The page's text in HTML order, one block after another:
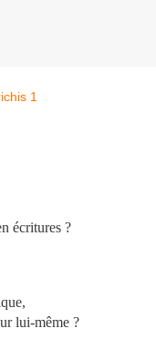
écritures ?
lui-même ?